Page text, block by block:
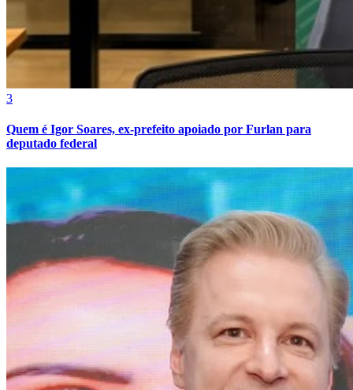
Atlético-MG
3
Quem é Igor Soares, ex-prefeito apoiado por Furlan para
deputado federal